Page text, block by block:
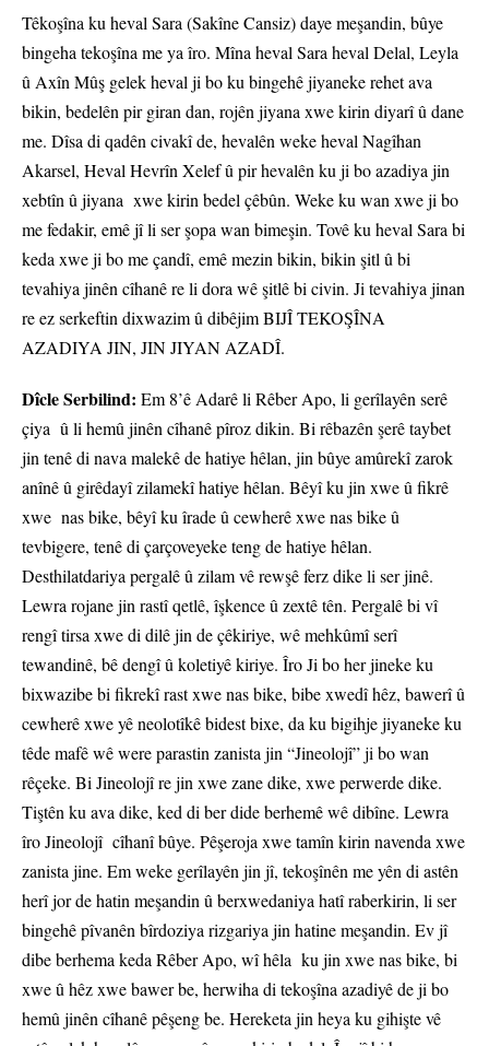
Têkoşîna ku heval Sara (Sakîne Cansiz) daye meşandin, bûye
bingeha tekoşîna me ya îro. Mîna heval Sara heval Delal, Leyla
û Axîn Mûş gelek heval ji bo ku bingehê jiyaneke rehet ava
bikin, bedelên pir giran dan, rojên jiyana xwe kirin diyarî û dane
me. Dîsa di qadên civakî de, hevalên weke heval Nagîhan
Akarsel, Heval Hevrîn Xelef û pir hevalên ku ji bo azadiya jin
xebtîn û jiyana xwe kirin bedel çêbûn. Weke ku wan xwe ji bo
me fedakir, emê jî li ser şopa wan bimeşin. Tovê ku heval Sara bi
keda xwe ji bo me çandî, emê mezin bikin, bikin şitl û bi
tevahiya jinên cîhanê re li dora wê şitlê bi civin. Ji tevahiya jinan
re ez serkeftin dixwazim û dibêjim BIJÎ TEKOŞÎNA
AZADIYA JIN, JIN JIYAN AZADÎ.
Dîcle Serbilind: Em 8’ê Adarê li Rêber Apo, li gerîlayên serê
çiya û li hemû jinên cîhanê pîroz dikin. Bi rêbazên şerê taybet
jin tenê di nava malekê de hatiye hêlan, jin bûye amûrekî zarok
anînê û girêdayî zilamekî hatiye hêlan. Bêyî ku jin xwe û fikrê
xwe nas bike, bêyî ku îrade û cewherê xwe nas bike û
tevbigere, tenê di çarçoveyeke teng de hatiye hêlan.
Desthilatdariya pergalê û zilam vê rewşê ferz dike li ser jinê.
Lewra rojane jin rastî qetlê, îşkence û zextê tên. Pergalê bi vî
rengî tirsa xwe di dilê jin de çêkiriye, wê mehkûmî serî
tewandinê, bê dengî û koletiyê kiriye. Îro Ji bo her jineke ku
bixwazibe bi fikrekî rast xwe nas bike, bibe xwedî hêz, bawerî û
cewherê xwe yê neolotîkê bidest bixe, da ku bigihje jiyaneke ku
têde mafê wê were parastin zanista jin “Jineolojî” ji bo wan
rêçeke. Bi Jineolojî re jin xwe zane dike, xwe perwerde dike.
Tiştên ku ava dike, ked di ber dide berhemê wê dibîne. Lewra
îro Jineolojî cîhanî bûye. Pêşeroja xwe tamîn kirin navenda xwe
zanista jine. Em weke gerîlayên jin jî, tekoşînên me yên di astên
herî jor de hatin meşandin û berxwedaniya hatî raberkirin, li ser
bingehê pîvanên bîrdoziya rizgariya jin hatine meşandin. Ev jî
dibe berhema keda Rêber Apo, wî hêla ku jin xwe nas bike, bi
xwe û hêz xwe bawer be, herwiha di tekoşîna azadiyê de ji bo
hemû jinên cîhanê pêşeng be. Hereketa jin heya ku gihişte vê